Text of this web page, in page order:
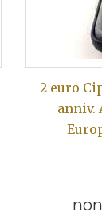
2 euro
anniv.